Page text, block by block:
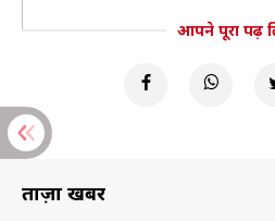
आपने पूरा पढ़
ताज़ा खबरें